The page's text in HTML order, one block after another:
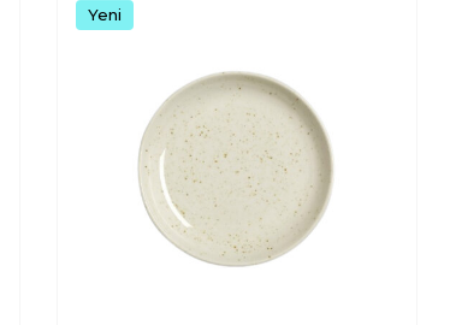
Yeni